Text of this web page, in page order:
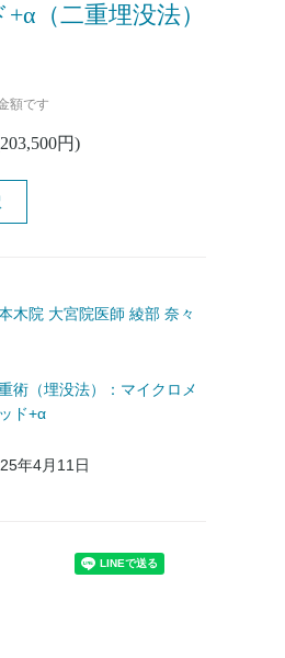
（二重埋没法）
額です
円)
木院 大宮院医師 綾部 奈々
術（埋没法）：マイクロメ
ド+α
年4月11日